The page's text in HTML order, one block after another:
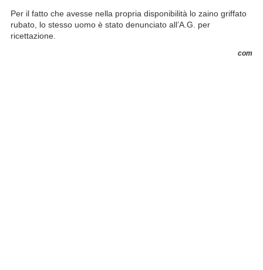
Per il fatto che avesse nella propria disponibilità lo zaino griffato
rubato, lo stesso uomo è stato denunciato all’A.G. per
ricettazione.
com